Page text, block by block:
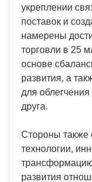
укреплении
поставок и
намерены
торговли в 25
основе
развития, а
для
друга.
Стороны также
технологии,
развития